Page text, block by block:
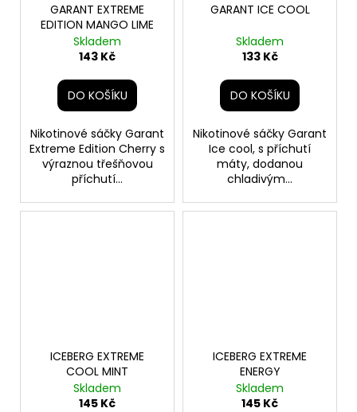
GARANT EXTREME
EDITION MANGO LIME
Skladem
143 Kč
DO KOŠÍKU
Nikotinové sáčky Garant
Extreme Edition Cherry s
výraznou třešňovou
příchutí...
GARANT ICE COOL
Skladem
133 Kč
DO KOŠÍKU
Nikotinové sáčky Garant
Ice cool, s příchutí
máty, dodanou
chladivým...
ICEBERG EXTREME
COOL MINT
Skladem
145 Kč
ICEBERG EXTREME
ENERGY
Skladem
145 Kč